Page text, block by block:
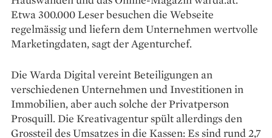
Etwa 300.000 Leser besuchen die Webseite
regelmässig und liefern dem Unternehmen wertvolle
Marketingdaten, sagt der Agenturchef.
Die Warda Digital vereint Beteiligungen an
verschiedenen Unternehmen und Investitionen in
Immobilien, aber auch solche der Privat­person
Prosquill. Die Kreativagentur spült allerdings den
Grossteil des Umsatzes in die Kassen: Es sind rund 2,7